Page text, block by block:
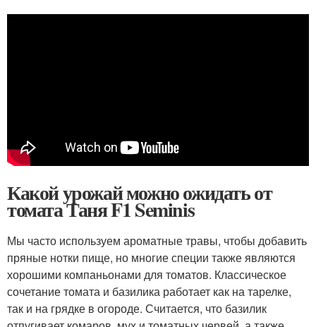
Какой урожай можно ожидать от
томата Таня F1 Seminis
Мы часто используем ароматные травы, чтобы добавить
пряные нотки пище, но многие специи также являются
хорошими компаньонами для томатов. Классическое
сочетание томата и базилика работает как на тарелке,
так и на грядке в огороде. Считается, что базилик